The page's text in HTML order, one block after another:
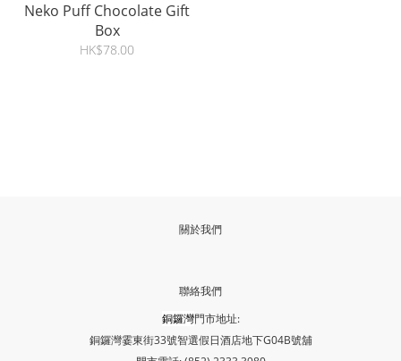
Neko Puff Chocolate Gift
Box
HK$78.00
關於我們
聯絡我們
銅鑼灣門市地址:
銅鑼灣霎東街33號智選假日酒店地下G04B號舖